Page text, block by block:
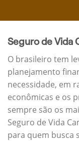
Seguro de Vida
O brasileiro tem
planejamento
necessidade, em
econômicas e os
sempre são os
Seguro de Vida
para quem busca